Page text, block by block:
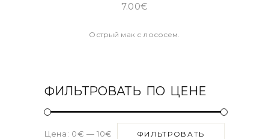
7.00€
Острый мак с лососем.
ФИЛЬТРОВАТЬ ПО ЦЕНЕ
ФИЛЬТРОВАТЬ
Цена: 0€ —10€